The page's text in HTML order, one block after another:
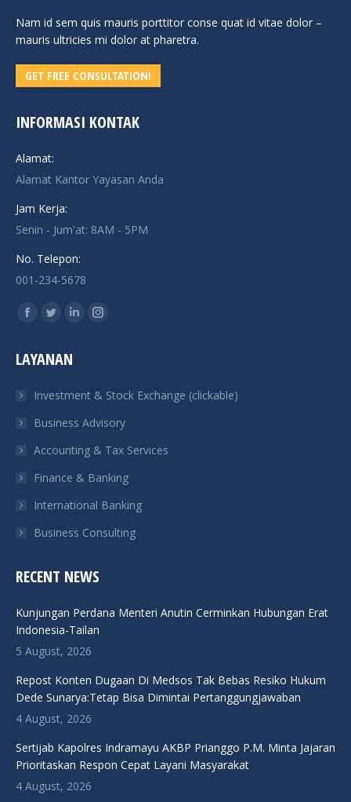
Nam id sem quis mauris porttitor conse quat id vitae dolor –
mauris ultricies mi dolor at pharetra.
GET FREE CONSULTATION!
INFORMASI KONTAK
Alamat:
Alamat Kantor Yayasan Anda
Jam Kerja:
Senin - Jum'at: 8AM - 5PM
No. Telepon:
001-234-5678
Find us on:
Facebook
opens
new
window
Twitter
opens
new
window
Linkedin
new
window
Instagram
new
window
LAYANAN
Investment & Stock Exchange (clickable)
Business Advisory
Accounting & Tax Services
Finance & Banking
International Banking
Business Consulting
RECENT NEWS
Kunjungan Perdana Menteri Anutin Cerminkan Hubungan Erat
Indonesia-Tailan
5 August, 2026
Repost Konten Dugaan Di Medsos Tak Bebas Resiko Hukum
Dede Sunarya:Tetap Bisa Dimintai Pertanggungjawaban
4 August, 2026
Sertijab Kapolres Indramayu AKBP Prianggo P.M. Minta Jajaran
Prioritaskan Respon Cepat Layani Masyarakat
4 August, 2026